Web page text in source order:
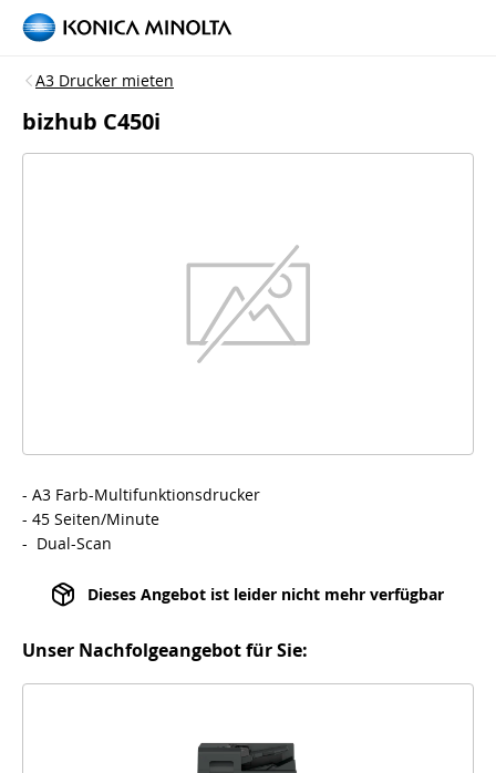
A3 Drucker mieten
bizhub C450i
- A3 Farb-Multifunktionsdrucker
- 45 Seiten/Minute
- Dual-Scan
Dieses Angebot ist leider nicht mehr verfügbar
Unser Nachfolgeangebot für Sie: